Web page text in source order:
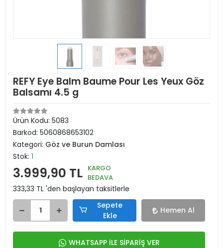
REFY Eye Balm Baume Pour Les Yeux Göz
Balsamı 4.5 g
Ürün Kodu: 5083
Barkod: 5060868653102
Kategori: Göz ve Burun Damlası
Stok: 1
3.999,90 TL KARGO
BEDAVA
333,33 TL 'den başlayan taksitlerle
Sepete
Ekle
Hemen Al
WHATSAPP İLE SİPARİŞ VER